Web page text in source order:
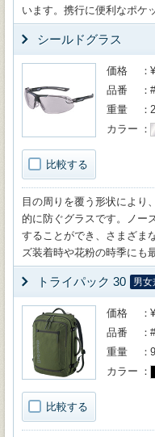
います。携行に便利なポケ
シールドグラス
比較する
価格
品番
重量
カラー
目の周りを覆う形状により
的に防ぐグラスです。ノー
することができ、さまざま
ズ装着時や花粉の時季にも
トライパック 30 男女
比較する
価格
品番
重量
カラー